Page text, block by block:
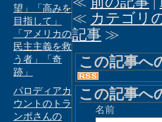
望」「高みを
目指して」
「アメリカの
民主主義を救
う者」「奇
跡」
パロディアカ
ウントのトラ
ンポさんの
≪ カテゴリ
記事 ≫
この記事へ
この記事へ
名前